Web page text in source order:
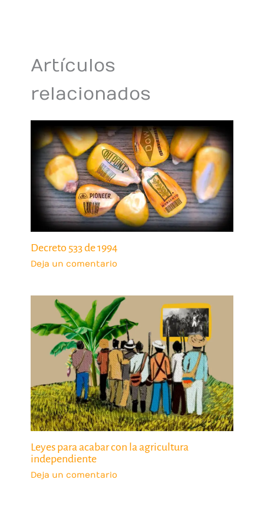
Artículos
relacionados
Decreto 533 de 1994
Deja un comentario
Leyes para acabar con la agricultura
independiente
Deja un comentario